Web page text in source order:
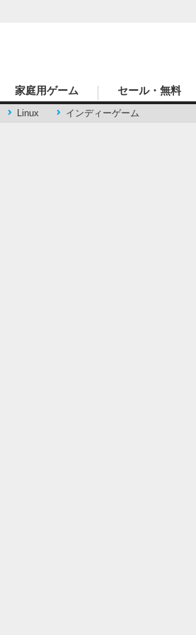
Linux インディーゲーム
家庭用ゲーム セール・無料